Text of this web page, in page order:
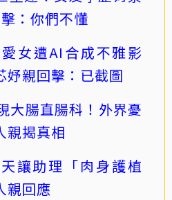
：你們不懂
女遭AI合成不雅影
親回擊：已截圖
大腸直腸科！外界憂
揭真相
讓助理「肉身護植
回應